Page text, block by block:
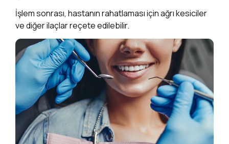
İşlem sonrası, hastanın rahatlaması için ağrı kesiciler
ve diğer ilaçlar reçete edilebilir.